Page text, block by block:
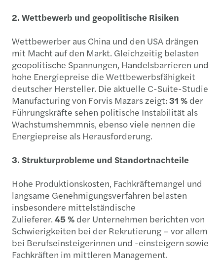
2. Wettbewerb und geopolitische Risiken
Wettbewerber aus China und den USA drängen
mit Macht auf den Markt. Gleichzeitig belasten
geopolitische Spannungen, Handelsbarrieren und
hohe Energiepreise die Wettbewerbsfähigkeit
deutscher Hersteller. Die aktuelle C-Suite-Studie
Manufacturing von Forvis Mazars zeigt: 31 % der
Führungskräfte sehen politische Instabilität als
Wachstumshemmnis, ebenso viele nennen die
Energiepreise als Herausforderung.
3. Strukturprobleme und Standortnachteile
Hohe Produktionskosten, Fachkräftemangel und
langsame Genehmigungsverfahren belasten
insbesondere mittelständische
Zulieferer. 45 % der Unternehmen berichten von
Schwierigkeiten bei der Rekrutierung – vor allem
bei Berufseinsteigerinnen und -einsteigern sowie
Fachkräften im mittleren Management.